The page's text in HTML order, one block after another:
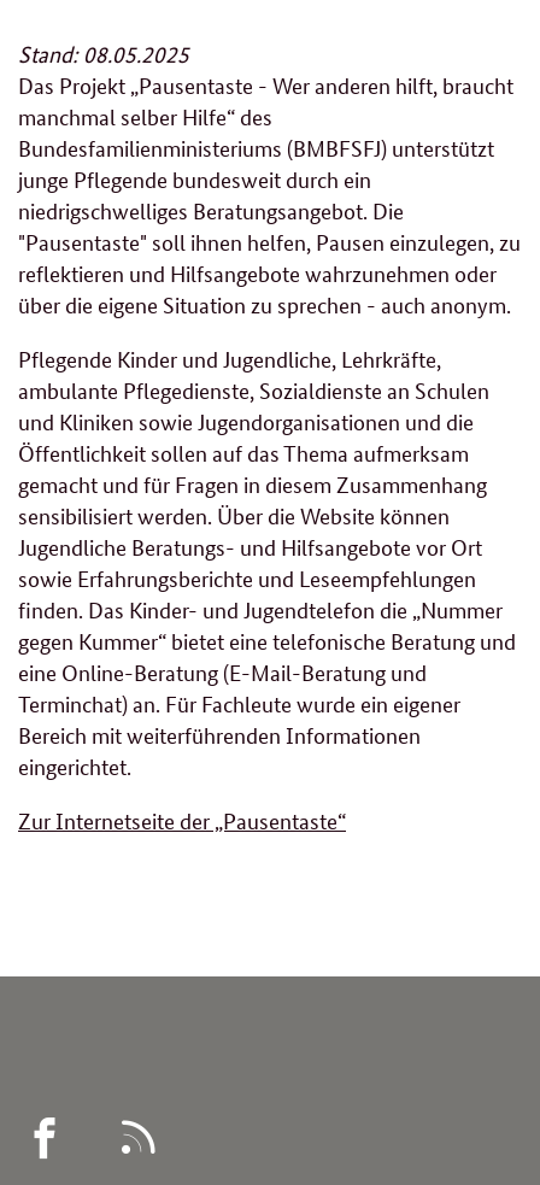
Stand: 08.05.2025
Das Projekt „Pausentaste - Wer anderen hilft, braucht
manchmal selber Hilfe“ des
Bundesfamilienministeriums (BMBFSFJ) unterstützt
junge Pflegende bundesweit durch ein
niedrigschwelliges Beratungsangebot. Die
"Pausentaste" soll ihnen helfen, Pausen einzulegen, zu
reflektieren und Hilfsangebote wahrzunehmen oder
über die eigene Situation zu sprechen - auch anonym.
Pflegende Kinder und Jugendliche, Lehrkräfte,
ambulante Pflegedienste, Sozialdienste an Schulen
und Kliniken sowie Jugendorganisationen und die
Öffentlichkeit sollen auf das Thema aufmerksam
gemacht und für Fragen in diesem Zusammenhang
sensibilisiert werden. Über die Website können
Jugendliche Beratungs- und Hilfsangebote vor Ort
sowie Erfahrungsberichte und Leseempfehlungen
finden. Das Kinder- und Jugendtelefon die „Nummer
gegen Kummer“ bietet eine telefonische Beratung und
eine Online-Beratung (E-Mail-Beratung und
Terminchat) an. Für Fachleute wurde ein eigener
Bereich mit weiterführenden Informationen
eingerichtet.
Zur Internetseite der „Pausentaste“
WEGWEISER